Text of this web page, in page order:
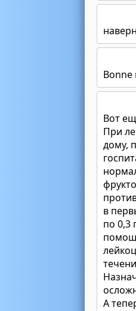
Bonne
Вот
При
дому,
в
по 0,3
А